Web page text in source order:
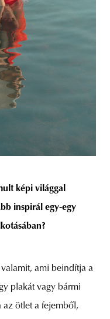
képi világgal
inspirál egy-egy
ami beindítja a
plakát vagy bármi
az ötlet a fejemből,